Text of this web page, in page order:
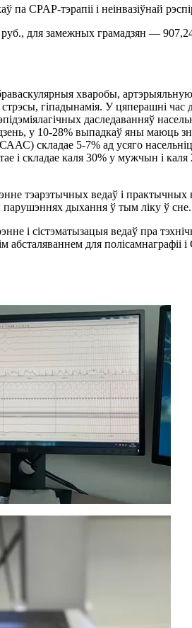
CPAP-тэрапіі і неінвазіўнай
руб., для замежных грамадзян —
хваробы,
гіпадынамія. У цяперашні
даследаванняў
у 10-28% выпадкаў яны маюць
складае 5-7% ад усяго
і складае каля 30% у мужчын і
тэарэтычных ведаў і практычных
парушэннях дыхання ў тым ліку ў сне.
сістэматызацыя ведаў пра
для полісамнаграфіі